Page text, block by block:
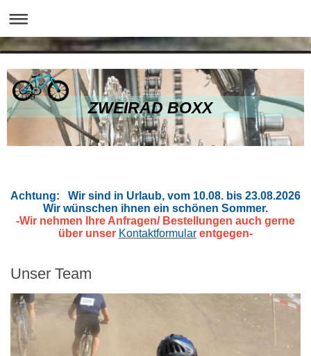
ZWEIRAD BOXX
Achtung: Wir sind in Urlaub, vom 10.08. bis 23.08.2026
Wir wünschen ihnen ein schönen Sommer.
-Wir nehmen Ihre Anfragen/ Bestellungen auch gerne
über unser Kontaktformular entgegen-
Unser Team